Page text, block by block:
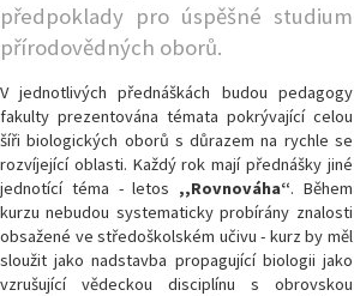
předpoklady pro úspěšné studium
přírodovědných oborů.
V jednotlivých přednáškách budou pedagogy
fakulty prezentována témata pokrývající celou
šíři biologických oborů s důrazem na rychle se
rozvíjející oblasti. Každý rok mají přednášky jiné
jednotící téma - letos ,,Rovnováha“. Během
kurzu nebudou systematicky probírány znalosti
obsažené ve středoškolském učivu - kurz by měl
sloužit jako nadstavba propagující biologii jako
vzrušující vědeckou disciplínu s obrovskou